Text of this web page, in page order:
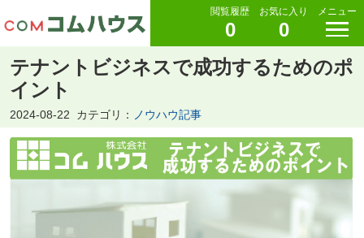
閲覧履歴
0
お気に入り
0
メニュー
テナントビジネスで成功するためのポ
イント
2024-08-22 カテゴリ： ノウハウ記事